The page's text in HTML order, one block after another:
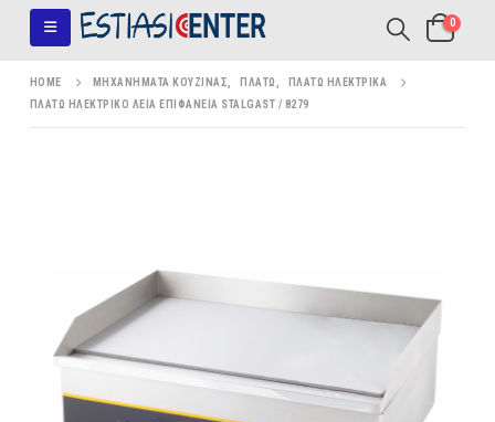
0
HOME ΜΗΧΑΝΉΜΑΤΑ ΚΟΥΖΊΝΑΣ ΠΛΑΤΏ
ΠΛΑΤΏ ΗΛΕΚΤΡΙΚΆ
ΠΛΑΤΏ ΗΛΕΚΤΡΙΚΌ ΛΕΊΑ ΕΠΙΦΆΝΕΙΑ STALGAST / 8279